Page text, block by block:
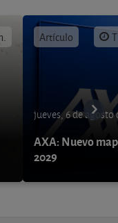
Artículo
jueves, 6 de agosto
AXA: Nuevo
2029